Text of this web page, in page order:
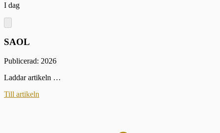
I dag
SAOL
Publicerad: 2026
Laddar artikeln …
Till artikeln